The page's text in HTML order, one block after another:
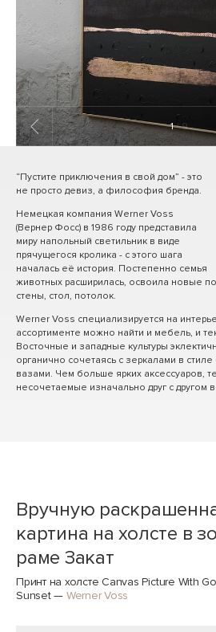
1/ 9
“Пустите приключения в свой дом” - это
не просто девиз, а философия бренда.
Немецкая компания Werner Voss
(Вернер Фосс) в 1986 году представила
миру напольный светильник в виде
прячущегося кролика - с этого шага
началась её история. Постепенно семья
животных расширилась, освоила новые
стены, стол, потолок.
Werner Voss специализируется на
ассортименте можно найти и мебель, и
Восточные и западные культуры
органично сочетаясь с зеркалами в
вазами. Чем больше ярких аксессуаров,
несочетаемые изначально друг с другом
Вручную
картина на холсте в
раме Закат
Принт на холсте Canvas Picture With
Sunset— Werner Voss